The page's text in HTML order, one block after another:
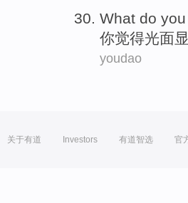
What do you
你觉得光面
youdao
关于有道 Investors 有道智选 官